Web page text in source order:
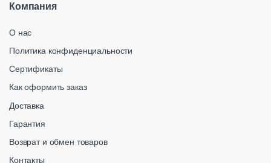
Компания
О нас
Политика конфиденциальности
Сертификаты
Как оформить заказ
Доставка
Гарантия
Возврат и обмен товаров
Контакты